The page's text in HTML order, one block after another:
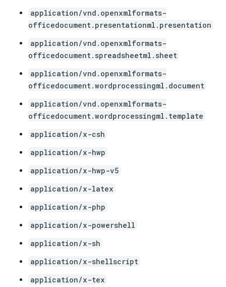
application/vnd.openxmlformats-
officedocument.presentationml.presentation
application/vnd.openxmlformats-
officedocument.spreadsheetml.sheet
application/vnd.openxmlformats-
officedocument.wordprocessingml.document
application/vnd.openxmlformats-
officedocument.wordprocessingml.template
application/x-csh
application/x-hwp
application/x-hwp-v5
application/x-latex
application/x-php
application/x-powershell
application/x-sh
application/x-shellscript
application/x-tex